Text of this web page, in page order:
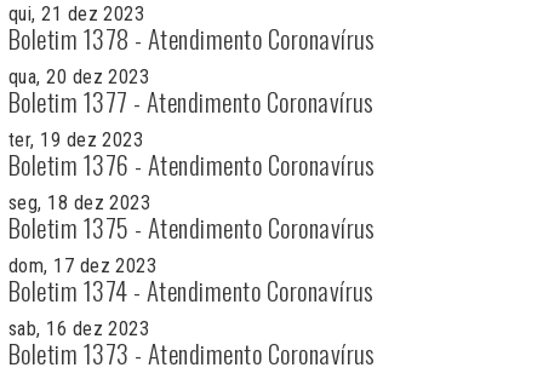
qui, 21 dez 2023
Boletim 1378 - Atendimento Coronavírus
qua, 20 dez 2023
Boletim 1377 - Atendimento Coronavírus
ter, 19 dez 2023
Boletim 1376 - Atendimento Coronavírus
seg, 18 dez 2023
Boletim 1375 - Atendimento Coronavírus
dom, 17 dez 2023
Boletim 1374 - Atendimento Coronavírus
sab, 16 dez 2023
Boletim 1373 - Atendimento Coronavírus